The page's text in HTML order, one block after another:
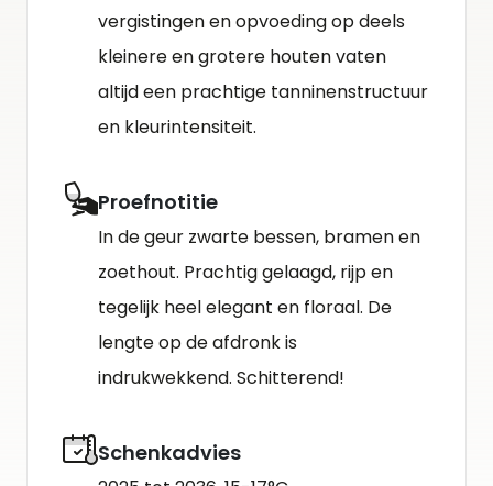
vergistingen en opvoeding op deels
kleinere en grotere houten vaten
altijd een prachtige tanninenstructuur
en kleurintensiteit.
Proefnotitie
In de geur zwarte bessen, bramen en
zoethout. Prachtig gelaagd, rijp en
tegelijk heel elegant en floraal. De
lengte op de afdronk is
indrukwekkend. Schitterend!
Schenkadvies